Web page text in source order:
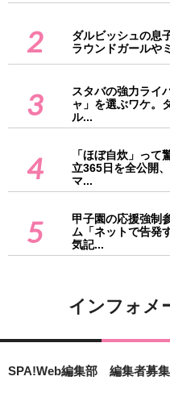
2
ダルビッシュの息
ラウンドガールや
3
スタバの強力ライ
ャ」を選ぶワケ。
ル...
4
「ほぼ自炊」って
立365日を全公開
マ...
5
甲子園の応援強制
ム「ネットで告発
気記...
インフォメ
SPA!Web編集部 編集者募集